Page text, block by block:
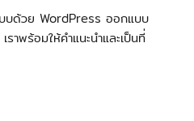
บด้วย WordPress ออกแบบ
าพร้อมให้คำแนะนำและเป็นที่